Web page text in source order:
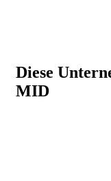
Diese
MID